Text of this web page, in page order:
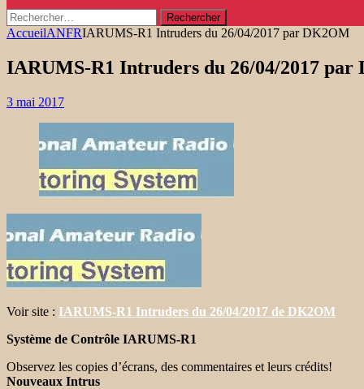
Rechercher :
AccueilANFRIARUMS-R1 Intruders du 26/04/2017 par DK2OM
IARUMS-R1 Intruders du 26/04/2017 par
3 mai 2017
Voir site : IARUMS-R1 Intruders du 26/04/2017 de DK2OM
Système de Contrôle IARUMS-R1
Observez les copies d’écrans, des commentaires et leurs crédits!
Nouveaux Intrus